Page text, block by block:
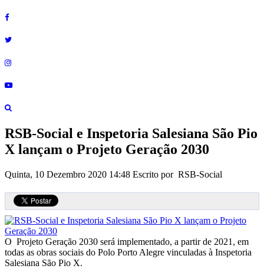
RSB-Social e Inspetoria Salesiana São Pio
X lançam o Projeto Geração 2030
Quinta, 10 Dezembro 2020 14:48 Escrito por RSB-Social
O Projeto Geração 2030 será implementado, a partir de 2021, em
todas as obras sociais do Polo Porto Alegre vinculadas à Inspetoria
Salesiana São Pio X.